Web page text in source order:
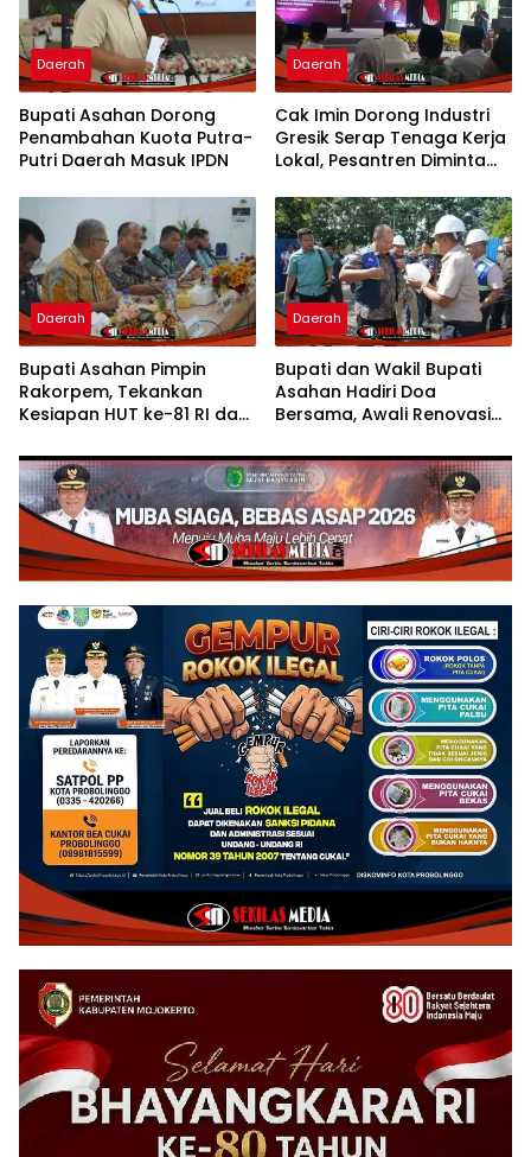
Daerah
Bupati Asahan Dorong
Penambahan Kuota Putra-
Putri Daerah Masuk IPDN
Daerah
Cak Imin Dorong Industri
Gresik Serap Tenaga Kerja
Lokal, Pesantren Diminta
Daerah
Bupati Asahan Pimpin
Rakorpem, Tekankan
Kesiapan HUT ke-81 RI dan
Prioritas 2027
Daerah
Bupati dan Wakil Bupati
Asahan Hadiri Doa
Bersama, Awali Renovasi